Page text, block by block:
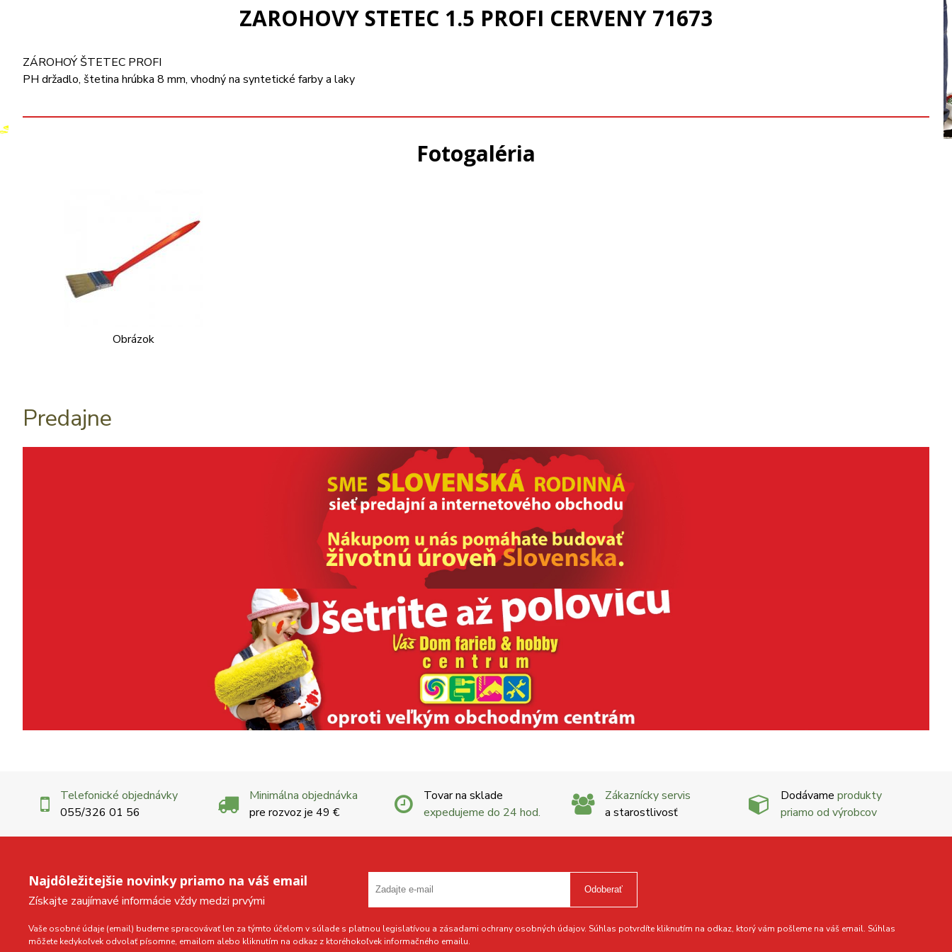
ZAROHOVY STETEC 1.5 PROFI CERVENY 71673
ZÁROHOÝ ŠTETEC PROFI
PH držadlo, štetina hrúbka 8 mm, vhodný na syntetické farby a laky
Fotogaléria
Obrázok
Predajne
Telefonické objednávky
055/326 01 56
Minimálna objednávka
pre rozvoz je 49 €
Tovar na sklade
expedujeme do 24 hod.
Zákaznícky servis
a starostlivosť
Dodávame produkty
priamo od výrobcov
Najdôležitejšie novinky priamo na váš email
Získajte zaujímavé informácie vždy medzi prvými
Odoberať
Vaše osobné údaje (email) budeme spracovávať len za týmto účelom v súlade s platnou legislatívou a zásadami ochrany osobných údajov. Súhlas potvrdíte kliknutím na odkaz, ktorý vám pošleme na váš email. Súhlas
môžete kedykoľvek odvolať písomne, emailom alebo kliknutím na odkaz z ktoréhokoľvek informačného emailu.